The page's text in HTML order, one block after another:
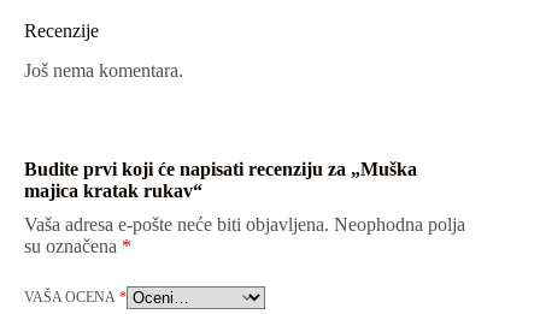
Recenzije
Još nema komentara.
Budite prvi koji će napisati recenziju za „Muška
majica kratak rukav“
Vaša adresa e-pošte neće biti objavljena. Neophodna polja
su označena *
VAŠA OCENA *